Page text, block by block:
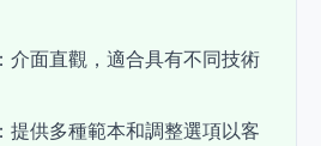
介面直觀，適合具有不同技術
提供多種範本和調整選項以客